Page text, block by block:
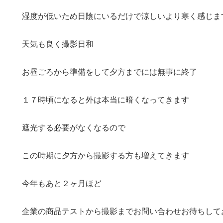
湿度が低いため日陰にいるだけで涼しいより寒く感じま
天気も良く撮影日和
お昼ごろから準備をして夕方までには無事に終了
１７時頃になると外は本当に暗くなってきます
遮光する必要がなくなるので
この時期に夕方から撮影する方も増えてきます
今年もあと２ヶ月ほど
企業の商品テストから撮影までお問い合わせお待ちして